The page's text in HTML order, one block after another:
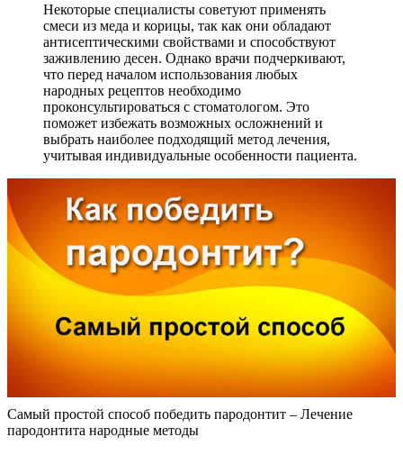
Некоторые специалисты советуют применять
смеси из меда и корицы, так как они обладают
антисептическими свойствами и способствуют
заживлению десен. Однако врачи подчеркивают,
что перед началом использования любых
народных рецептов необходимо
проконсультироваться с стоматологом. Это
поможет избежать возможных осложнений и
выбрать наиболее подходящий метод лечения,
учитывая индивидуальные особенности пациента.
Самый простой способ победить пародонтит – Лечение
пародонтита народные методы